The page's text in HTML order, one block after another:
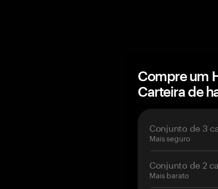
Compre um
Carteira de
Conjunto de 3
Mais seguro
Conjunto de 2
Mais barato